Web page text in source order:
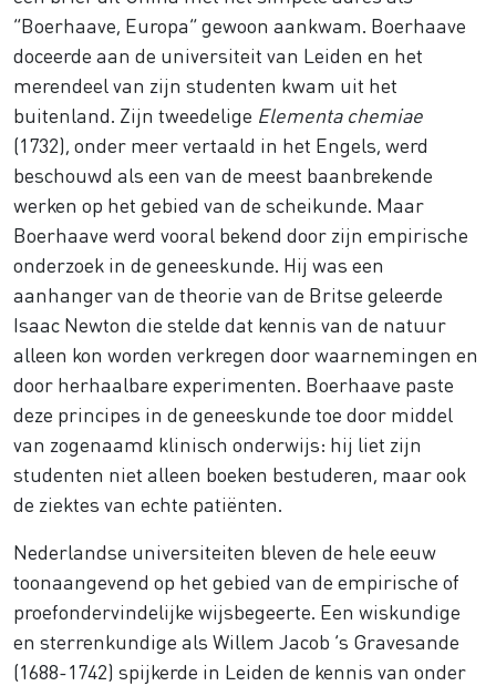
“Boerhaave, Europa” gewoon aankwam. Boerhaave
doceerde aan de universiteit van Leiden en het
merendeel van zijn studenten kwam uit het
buitenland. Zijn tweedelige Elementa chemiae
(1732), onder meer vertaald in het Engels, werd
beschouwd als een van de meest baanbrekende
werken op het gebied van de scheikunde. Maar
Boerhaave werd vooral bekend door zijn empirische
onderzoek in de geneeskunde. Hij was een
aanhanger van de theorie van de Britse geleerde
Isaac Newton die stelde dat kennis van de natuur
alleen kon worden verkregen door waarnemingen en
door herhaalbare experimenten. Boerhaave paste
deze principes in de geneeskunde toe door middel
van zogenaamd klinisch onderwijs: hij liet zijn
studenten niet alleen boeken bestuderen, maar ook
de ziektes van echte patiënten.
Nederlandse universiteiten bleven de hele eeuw
toonaangevend op het gebied van de empirische of
proefondervindelijke wijsbegeerte. Een wiskundige
en sterrenkundige als Willem Jacob ’s Gravesande
(1688-1742) spijkerde in Leiden de kennis van onder